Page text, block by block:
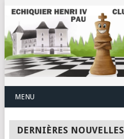
MENU
DERNIÈRES NOUVELLES